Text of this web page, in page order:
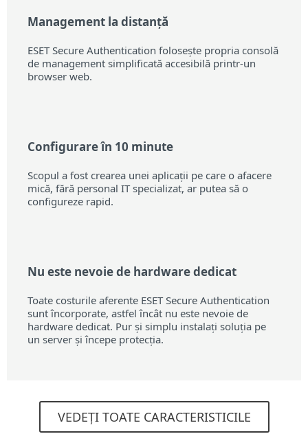
Management la distanță
ESET Secure Authentication folosește propria consolă
de management simplificată accesibilă printr-un
browser web.
Configurare în 10 minute
Scopul a fost crearea unei aplicații pe care o afacere
mică, fără personal IT specializat, ar putea să o
configureze rapid.
Nu este nevoie de hardware dedicat
Toate costurile aferente ESET Secure Authentication
sunt încorporate, astfel încât nu este nevoie de
hardware dedicat. Pur și simplu instalați soluția pe
un server și începe protecția.
VEDEȚI TOATE CARACTERISTICILE